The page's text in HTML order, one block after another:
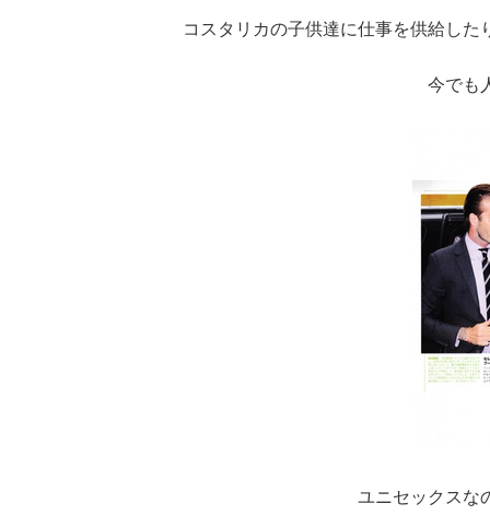
コスタリカの子供達に仕事を供給し
今でも
ユニセックスな